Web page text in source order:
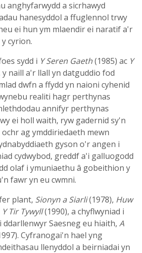
anghyfarwydd a sicrhawyd
hanesyddol a ffuglennol trwy
ei hun ym mlaendir ei naratif a'r
cyrion.
sydd i Y Seren Gaeth(1985) ac Y
y naill a'r llall yn datguddio fod
dwfn a ffydd yn naioni cyhenid
realiti hagr perthynas
annifyr perthynas
ei holl waith, ryw gadernid sy'n
ag ymddiriedaeth mewn
gyson o'r angen i
cydwybod, greddf a'i galluogodd
olaf i ymuniaethu â gobeithion y
fawr yn eu cwmni.
plant, Sionyn a Siarli(1978), Huw
Y Tir Tywyll(1990), a chyflwyniad i
ddarllenwyr Saesneg eu hiaith, A
Cyfranogai'n hael yng
llenyddol a beirniadai yn